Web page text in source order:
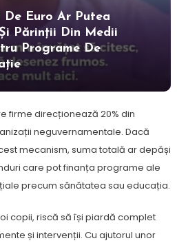
Euro Ar Putea
Părinții Din Medii
Programe De
firme direcționează 20% din
neguvernamentale. Dacă
mecanism, suma totală ar depăși
care pot finanța programe ale
precum sănătatea sau educația.
copii, riscă să își piardă complet
și intervenții. Cu ajutorul unor